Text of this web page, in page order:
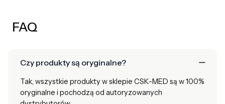
FAQ
Czy produkty są oryginalne?
Tak, wszystkie produkty w sklepie CSK-MED są w 100%
oryginalne i pochodzą od autoryzowanych